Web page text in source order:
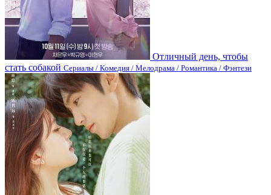
Отличный день, чтобы
стать собакой Сериалы / Комедия / Мелодрама / Романтика / Фэнтези